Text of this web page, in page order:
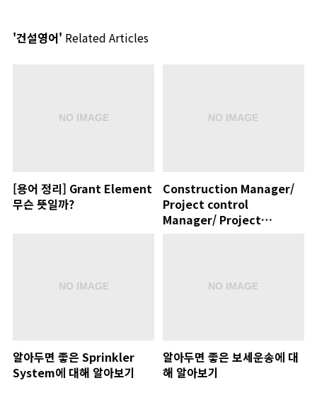
'건설영어' Related Articles
[용어 정리] Grant Element
무슨 뜻일까?
Construction Manager/
Project control
Manager/ Project
알아두면 좋은 Sprinkler
System에 대해 알아보기
알아두면 좋은 보세운송에 대
해 알아보기